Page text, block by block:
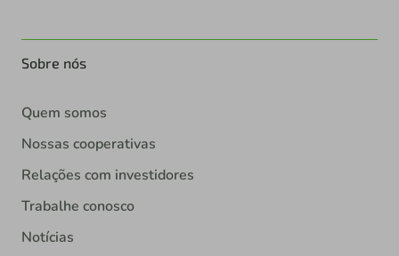
Sobre nós
Quem somos
Nossas cooperativas
Relações com investidores
Trabalhe conosco
Notícias